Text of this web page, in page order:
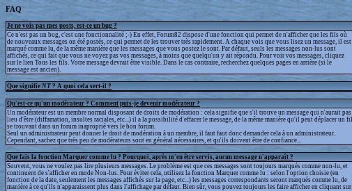
FAQ
Je ne vois pas mes posts, est-ce un bug ?
Ce n'est pas un bug, c'est une fonctionnalité ;-) En effet, Forum82 dispose d'une fonction qui permet de n'afficher que les fils où
de nouveaux messages on été postés, ce qui permet de les trouver très rapidement. A chaque vois que vous lisez un message, il est
marqué comme lu, de la même manière que les messages que vous postez le sont. Par défaut, seuls les messages non-lus sont
affichés, ce qui fait que vous ne voyez pas vos messages, à moins que quelqu'un y ait répondu. Pour voir vos messages, cliquez
sur le lien Tous les fils. Votre message devrait être visible. Dans le cas contraire, recherchez quelques pages en arrière (si le
message est ancien).
Que signifie NT ? A quoi cela sert-il ?
Qu'est-ce qu'un modérateur ? Comment puis-je devenir modérateur ?
Un modérateur est un membre normal disposant de droits de modération : cela signifie que s'il trouve un message qui n'aurait pas
lieu d'être (diffamation, insultes raciales, etc...) il a la possibilité d'effacer le message, de la même manière qu'il peut déplacer un fil
se trouvant dans un forum inaproprié vers le bon forum.
Seul un administrateur peut donner le droit de modération à un membre, il faut faut donc demander cela à un administrateur.
Cependant, sachez que très peu de modérateurs sont en général nécessaires, et qu'ils doivent être de confiance...
Que fais la fonction Marquer comme lu ? Pourquoi, après m'en être servis, aucun message n'apparaît ?
Souvent, vous ne voulez pas lire plusieurs messages. Le problème est que ces messages sont toujours marqués comme non-lu, et
continuent de s'afficher en mode Non-lus. Pour éviter cela, utilisez la fonction Marquer comme lu : selon l'option choisie (en
fonction de la date, seulement les messages affichés sur la page, etc...) les messages correspondants seront marqués comme lu, de
manière à ce qu'ils n'apparaissent plus dans l'affichage par défaut. Bien sûr, vous pouvez toujours les faire afficher en cliquant sur